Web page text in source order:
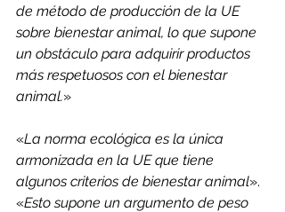
de método de producción de la UE
sobre bienestar animal, lo que supone
un obstáculo para adquirir productos
más respetuosos con el bienestar
animal.»
«La norma ecológica es la única
armonizada en la UE que tiene
algunos criterios de bienestar animal».
«Esto supone un argumento de peso